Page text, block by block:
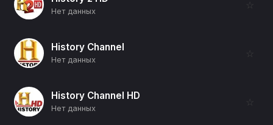
Нет данных
☆
History Channel
Нет данных
☆
History Channel HD
Нет данных
☆